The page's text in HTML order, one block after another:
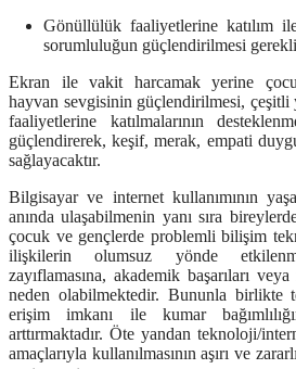
Gönüllülük faaliyetlerine katılım
sorumluluğun güçlendirilmesi
Ekran ile vakit harcamak yerine
hayvan sevgisinin güçlendirilmesi, çeşitli
faaliyetlerine katılmalarının
güçlendirerek, keşif, merak, empati
sağlayacaktır.
Bilgisayar ve internet kullanımının
anında ulaşabilmenin yanı sıra
çocuk ve gençlerde problemli bilişim
ilişkilerin olumsuz yönde
zayıflamasına, akademik başarıları veya
neden olabilmektedir. Bununla birlikte
erişim imkanı ile kumar
arttırmaktadır. Öte yandan teknoloji/
amaçlarıyla kullanılmasının aşırı ve